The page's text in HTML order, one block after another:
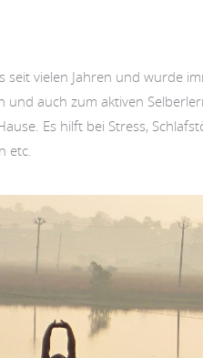
seit vielen Jahren und wurde
und auch zum aktiven
Es hilft bei Stress,
etc.